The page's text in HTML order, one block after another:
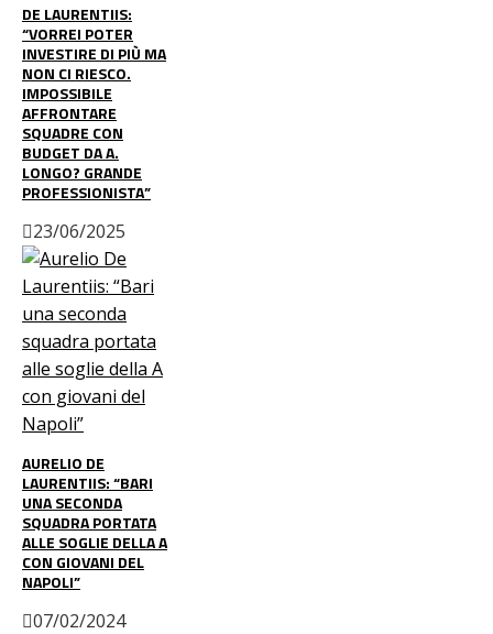
DE LAURENTIIS:
“VORREI POTER
INVESTIRE DI PIÙ MA
NON CI RIESCO.
IMPOSSIBILE
AFFRONTARE
SQUADRE CON
BUDGET DA A.
LONGO? GRANDE
PROFESSIONISTA”
23/06/2025
AURELIO DE
LAURENTIIS: “BARI
UNA SECONDA
SQUADRA PORTATA
ALLE SOGLIE DELLA A
CON GIOVANI DEL
NAPOLI”
07/02/2024